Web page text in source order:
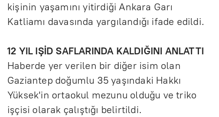
kişinin yaşamını yitirdiği Ankara Garı
Katliamı davasında yargılandığı ifade edildi.
12 YIL IŞİD SAFLARINDA KALDIĞINI ANLATTI
Haberde yer verilen bir diğer isim olan
Gaziantep doğumlu 35 yaşındaki Hakkı
Yüksek'in ortaokul mezunu olduğu ve triko
işçisi olarak çalıştığı belirtildi.